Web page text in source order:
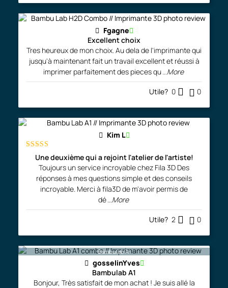
Fgagne
Excellent choix
Tres heureux de mon choix. Au dela de l'imprimante qui
jusqu'à maintenant fait un travail excellent et réussi à
imprimer parfaitement des pieces qu...More
Utile? 0 0
Kim L
Note5 sur
Une deuxième qui a rejoint l'atelier de l'artiste!
Toujours un service incroyable chez Fila 3D Des
réponses à mes questions simple et des conseils
incroyable. Merci à fila3D de m'avoir permis de
dé...More
Utile? 2 0
Bambulab A!
gosselinYves
Bambulab A1
Bonjour, Très satisfait de mon achat ! Je suis allé la